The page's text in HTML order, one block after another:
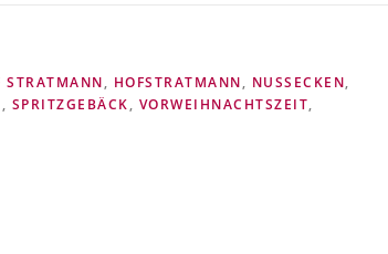
STRATMANN, HOFSTRATMANN, NUSSECKEN,
, SPRITZGEBÄCK, VORWEIHNACHTSZEIT,